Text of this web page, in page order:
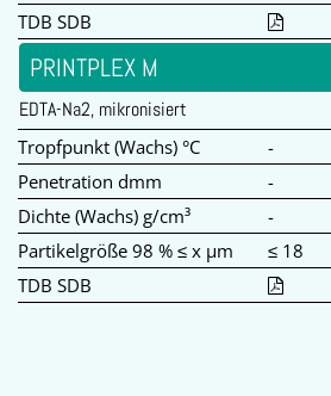
TDB SDB
PRINTPLEX M
EDTA-Na2, mikronisiert
Tropfpunkt (Wachs) °C
-
Penetration dmm
-
Dichte (Wachs) g/cm³
-
Partikelgröße 98 % ≤ x µm
≤ 18
TDB SDB